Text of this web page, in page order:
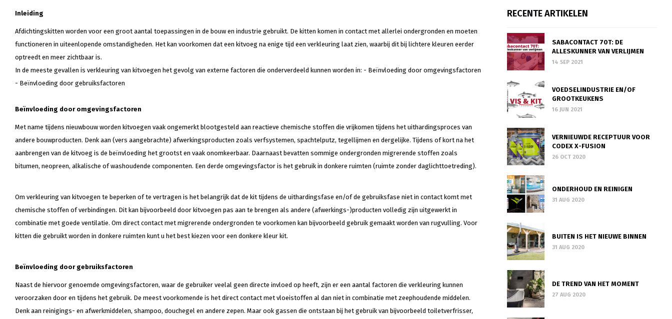
Inleiding
Afdichtingskitten worden voor een groot aantal toepassingen in de bouw en industrie gebruikt. De kitten komen in contact met allerlei ondergronden en moeten
functioneren in uiteenlopende omstandigheden. Het kan voorkomen dat een kitvoeg na enige tijd een verkleuring laat zien, waarbij dit bij lichtere kleuren eerder
optreedt en meer zichtbaar is.
In de meeste gevallen is verkleuring van kitvoegen het gevolg van externe factoren die onderverdeeld kunnen worden in: - Beïnvloeding door omgevingsfactoren
- Beïnvloeding door gebruiksfactoren
Beïnvloeding door omgevingsfactoren
Met name tijdens nieuwbouw worden kitvoegen vaak ongemerkt blootgesteld aan reactieve chemische stoffen die vrijkomen tijdens het uithardingsproces van
andere bouwproducten. Denk aan (vers aangebrachte) afwerkingsproducten zoals verfsystemen, spachtelputz, tegellijmen en dergelijke. Tijdens of kort na het
aanbrengen van de kitvoeg is de beïnvloeding het grootst en vaak onomkeerbaar. Daarnaast bevatten sommige ondergronden migrerende stoffen zoals
bitumen, neopreen, alkalische of washoudende componenten. Een derde omgevingsfactor is het gebruik in donkere ruimten (ruimte zonder daglichttoetreding).
Om verkleuring van kitvoegen te beperken of te vertragen is het belangrijk dat de kit tijdens de uithardingsfase en/of de gebruiksfase niet in contact komt met
chemische stoffen of verbindingen. Dit kan bijvoorbeeld door kitvoegen pas aan te brengen als andere (afwerkings-)producten volledig zijn uitgewerkt in
combinatie met goede ventilatie. Om direct contact met migrerende ondergronden te voorkomen kan bijvoorbeeld gebruik gemaakt worden van rugvulling. Voor
kitten die gebruikt worden in donkere ruimten kunt u het best kiezen voor een donkere kleur kit.
Beïnvloeding door gebruiksfactoren
Naast de hiervoor genoemde omgevingsfactoren, waar de gebruiker veelal geen directe invloed op heeft, zijn er een aantal factoren die verkleuring kunnen
veroorzaken door en tijdens het gebruik. De meest voorkomende is het direct contact met vloeistoffen al dan niet in combinatie met zeephoudende middelen.
Denk aan reinigings- en afwerkmiddelen, shampoo, douchegel en andere zepen. Maar ook gassen die ontstaan bij het gebruik van bijvoorbeeld toiletverfrisser,
RECENTE ARTIKELEN
SABACONTACT 70T: DE
ALLESKUNNER VAN VERLIJMEN
14 SEP 2021
VOEDSELINDUSTRIE EN/OF
GROOTKEUKENS
16 JUN 2021
VERNIEUWDE RECEPTUUR VOOR
CODEX X-FUSION
26 OCT 2020
ONDERHOUD EN REINIGEN
31 AUG 2020
BUITEN IS HET NIEUWE BINNEN
31 AUG 2020
DE TREND VAN HET MOMENT
27 AUG 2020